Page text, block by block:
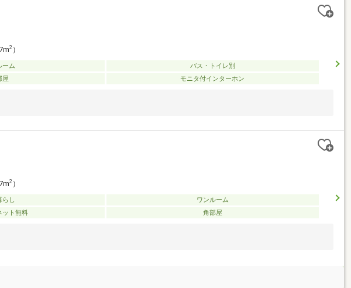
2 ）
ーム
バス・トイレ別
屋 モニタ付インターホン
2 ）
らし
ワンルーム
ット無料 角部屋